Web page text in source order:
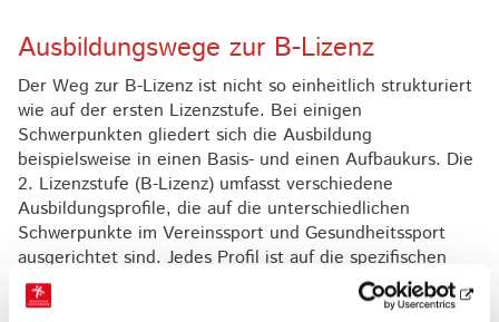
Ausbildungswege zur B-Lizenz
Der Weg zur B-Lizenz ist nicht so einheitlich strukturiert
wie auf der ersten Lizenzstufe. Bei einigen
Schwerpunkten gliedert sich die Ausbildung
beispielsweise in einen Basis- und einen Aufbaukurs. Die
2. Lizenzstufe (B-Lizenz) umfasst verschiedene
Ausbildungsprofile, die auf die unterschiedlichen
Schwerpunkte im Vereinssport und Gesundheitssport
ausgerichtet sind. Jedes Profil ist auf die spezifischen
Anforderungen des jeweiligen Bereichs zugeschnitten
und kann sich in Aufbau und Umfang unterscheiden.